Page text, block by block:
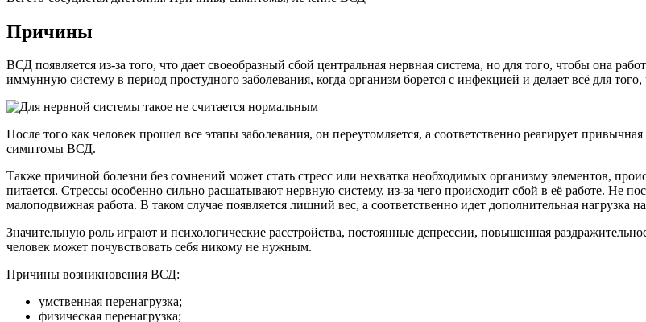
Причины
ВСД появляется из-за того, что дает своеобразный сбой центральная нервная система, но для того, чтобы она
иммунную систему в период простудного заболевания, когда организм борется с инфекцией и делает всё для
После того как человек прошел все этапы заболевания, он переутомляется, а соответственно реагирует
симптомы ВСД.
Также причиной болезни без сомнений может стать стресс или нехватка необходимых организму элементов,
питается. Стрессы особенно сильно расшатывают нервную систему, из-за чего происходит сбой в её работе. Не
малоподвижная работа. В таком случае появляется лишний вес, а соответственно идет дополнительная
Значительную роль играют и психологические расстройства, постоянные депрессии, повышенная
человек может почувствовать себя никому не нужным.
Причины возникновения ВСД:
умственная перенагрузка;
физическая перенагрузка;